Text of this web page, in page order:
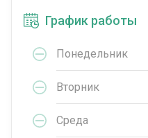
График работы
Понедельник
Вторник
Среда